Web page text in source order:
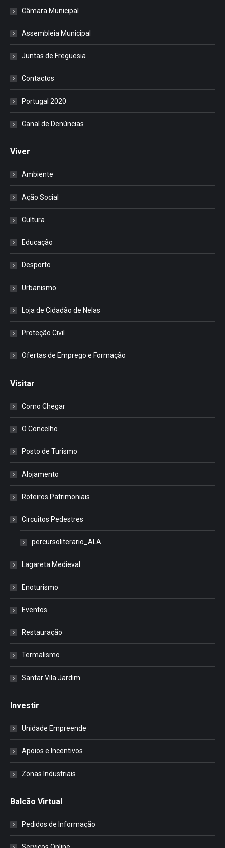
Câmara Municipal
Assembleia Municipal
Juntas de Freguesia
Contactos
Portugal 2020
Canal de Denúncias
Viver
Ambiente
Ação Social
Cultura
Educação
Desporto
Urbanismo
Loja de Cidadão de Nelas
Proteção Civil
Ofertas de Emprego e Formação
Visitar
Como Chegar
O Concelho
Posto de Turismo
Alojamento
Roteiros Patrimoniais
Circuitos Pedestres
percursoliterario_ALA
Lagareta Medieval
Enoturismo
Eventos
Restauração
Termalismo
Santar Vila Jardim
Investir
Unidade Empreende
Apoios e Incentivos
Zonas Industriais
Balcão Virtual
Pedidos de Informação